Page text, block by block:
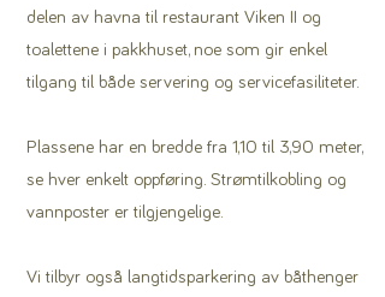
delen av havna til restaurant Viken II og
toalettene i pakkhuset, noe som gir enkel
tilgang til både servering og servicefasiliteter.
Plassene har en bredde fra 1,10 til 3,90 meter,
se hver enkelt oppføring. Strømtilkobling og
vannposter er tilgjengelige.
Vi tilbyr også langtidsparkering av båthenger